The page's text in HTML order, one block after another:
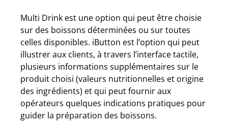
Multi Drink est une option qui peut être choisie
sur des boissons déterminées ou sur toutes
celles disponibles. iButton est l’option qui peut
illustrer aux clients, à travers l’interface tactile,
plusieurs informations supplémentaires sur le
produit choisi (valeurs nutritionnelles et origine
des ingrédients) et qui peut fournir aux
opérateurs quelques indications pratiques pour
guider la préparation des boissons.